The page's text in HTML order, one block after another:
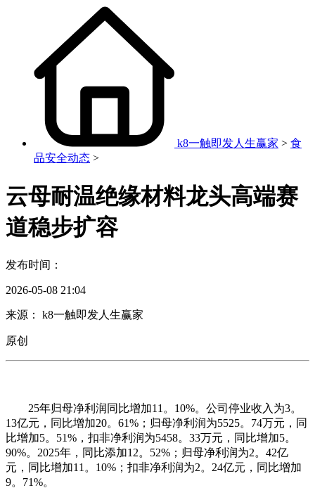
k8一触即发人生赢家 > 食
品安全动态 >
云母耐温绝缘材料龙头高端赛
道稳步扩容
发布时间：
2026-05-08 21:04
来源： k8一触即发人生赢家
原创
25年归母净利润同比增加11。10%。公司停业收入为3。
13亿元，同比增加20。61%；归母净利润为5525。74万元，同
比增加5。51%，扣非净利润为5458。33万元，同比增加5。
90%。2025年，同比添加12。52%；归母净利润为2。42亿
元，同比增加11。10%；扣非净利润为2。24亿元，同比增加
9。71%。